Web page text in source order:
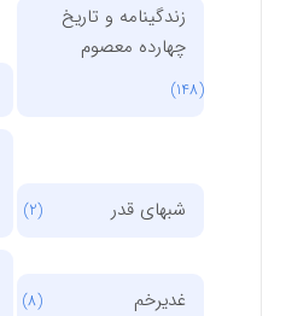
زندگینامه و تاریخ
چهارده معصوم
شبهای قدر
غدیرخم